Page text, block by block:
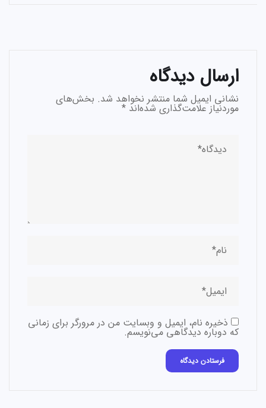
ارسال دیدگاه
نشانی ایمیل شما منتشر نخواهد شد. بخش‌های
موردنیاز علامت‌گذاری شده‌اند *
ذخیره نام، ایمیل و وبسایت من در مرورگر برای زمانی
که دوباره دیدگاهی می‌نویسم.